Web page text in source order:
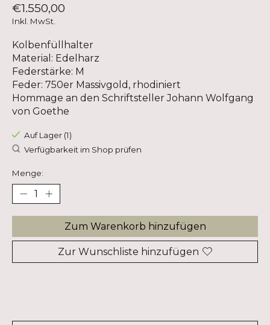
€1.550,00
Inkl. MwSt.
Kolbenfüllhalter
Material: Edelharz
Federstärke: M
Feder: 750er Massivgold, rhodiniert
Hommage an den Schriftsteller Johann Wolfgang
von Goethe
Auf Lager (1)
Verfügbarkeit im Shop prüfen
Menge:
Zum Warenkorb hinzufügen
Zur Wunschliste hinzufügen